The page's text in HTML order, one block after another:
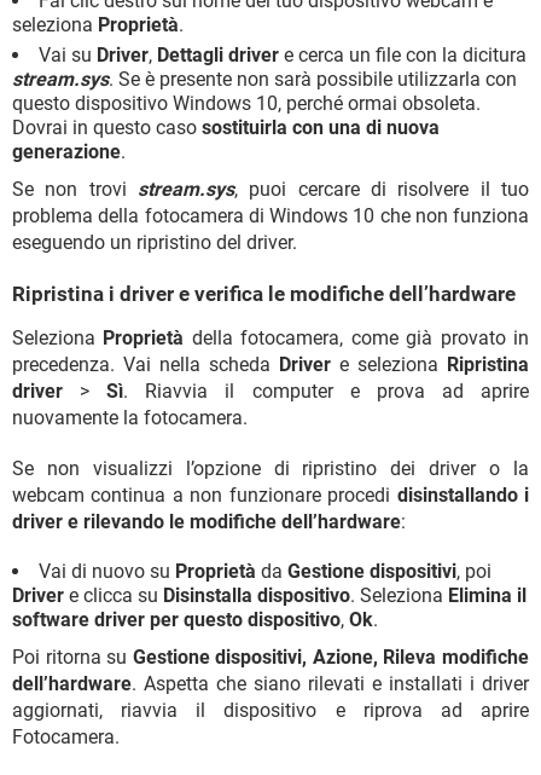
seleziona Proprietà.
Vai su Driver, Dettagli driver e cerca un file con la dicitura
stream.sys. Se è presente non sarà possibile utilizzarla con
questo dispositivo Windows 10, perché ormai obsoleta.
Dovrai in questo caso sostituirla con una di nuova
generazione.
Se non trovi stream.sys, puoi cercare di risolvere il tuo
problema della fotocamera di Windows 10 che non funziona
eseguendo un ripristino del driver.
Ripristina i driver e verifica le modifiche dell’hardware
Seleziona Proprietà della fotocamera, come già provato in
precedenza. Vai nella scheda Driver e seleziona Ripristina
driver >Sì. Riavvia il computer e prova ad aprire
nuovamente la fotocamera.
Se non visualizzi l’opzione di ripristino dei driver o la
webcam continua a non funzionare procedi disinstallando i
driver e rilevando le modifiche dell’hardware:
Vai di nuovo su Proprietà da Gestione dispositivi, poi
Driver e clicca su Disinstalla dispositivo. Seleziona Elimina il
software driver per questo dispositivo, Ok.
Poi ritorna su Gestione dispositivi, Azione, Rileva modifiche
dell’hardware. Aspetta che siano rilevati e installati i driver
aggiornati, riavvia il dispositivo e riprova ad aprire
Fotocamera.